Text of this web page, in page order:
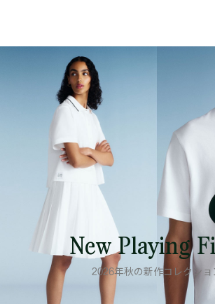
New Playing
2026年秋の新作コレクショ